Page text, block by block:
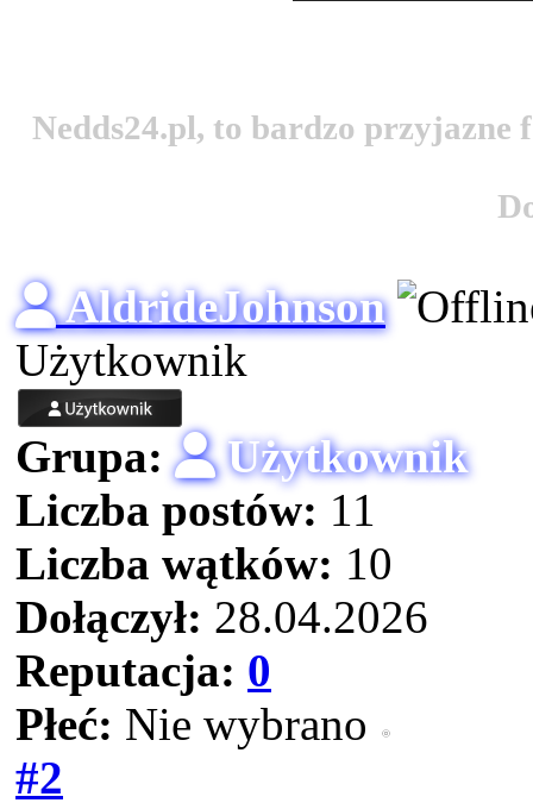
Nedds24.pl, to bardzo
AldrideJohnson
Użytkownik
Grupa:
Użytkownik
Liczba postów: 11
Liczba wątków: 10
Dołączył: 28.04.2026
Reputacja: 0
Płeć: Nie wybrano
#2